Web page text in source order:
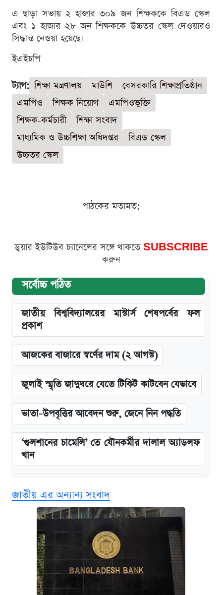
এ ছাড়া সভায় ২ হাজার ৩০৯ জন শিক্ষককে বিএড স্কেল
এবং ১ হাজার ২৮ জন শিক্ষককে উচ্চতর স্কেল দেওয়ারও
সিদ্ধান্ত নেওয়া হয়েছে।
ইএইচপি
ট্যাগ: শিক্ষা মন্ত্রণালয় মাউশি
বেসরকারি শিক্ষাপ্রতিষ্ঠান
এমপিও
শিক্ষক নিয়োগ
এমপিওভুক্তি
শিক্ষক-কর্মচারী
শিক্ষা সংবাদ
মাধ্যমিক ও উচ্চশিক্ষা অধিদপ্তর
বিএড স্কেল
উচ্চতর স্কেল
পাঠকের মতামত:
ডুয়ার ইউটিউব চ্যানেলের সঙ্গে থাকতে SUBSCRIBE
করুন
সর্বোচ্চ পঠিত
জাতীয় বিশ্ববিদ্যালয়ের মাস্টার্স শেষপর্বের ফল
প্রকাশ
আজকের বাজারে স্বর্ণের দাম (২ আগস্ট)
জুলাই স্মৃতি জাদুঘরে যেতে টিকিট কাটবেন যেভাবে
ভাতা-উপবৃত্তির আবেদন শুরু, জেনে নিন পদ্ধতি
‘গুলশানের চামেলি’ তে যৌনকর্মীর দালাল অ্যাডলফ
খান
এক ক্লিকে জেনে নিন আইফোন ১৮ প্রো ম্যাক্সের
আজকের বাজারে স্বর্ণের দাম (৪ আগস্ট)
নবম জাতীয় পে-স্কেল নিয়ে সর্বশেষ যা জানা গেল
জাতীয় এর অন্যান্য সংবাদ